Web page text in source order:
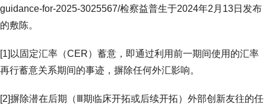
guidance-for-2025-3025567/检察益普生于2024年2月13日发布
的敷陈。
[1]以固定汇率（CER）蓄意，即通过利用前一期间使用的汇率
再行蓄意关系期间的事迹，摒除任何外汇影响。
[2]摒除潜在后期（Ⅲ期临床开拓或后续开拓）外部创新友往的任